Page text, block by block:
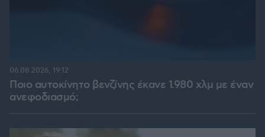
Ποιο αυτοκίνητο βενζίνης έκανε 1.980 χλμ με έναν
ανεφοδιασμό;
06.08.2026, 19:12